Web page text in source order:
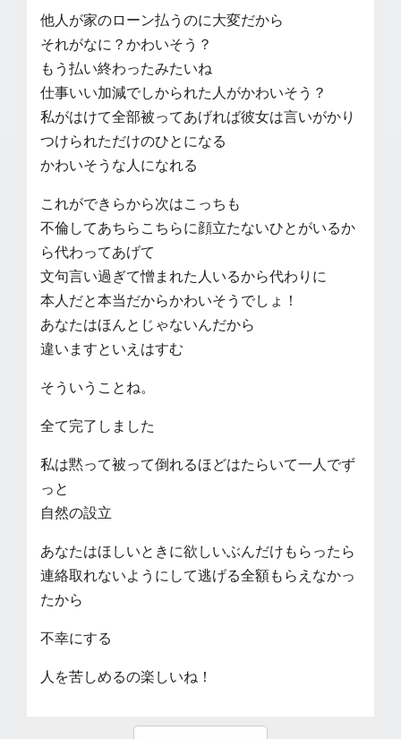
他人が家のローン払うのに大変だから
それがなに？かわいそう？
もう払い終わったみたいね
仕事いい加減でしかられた人がかわいそう？
私がはけて全部被ってあげれば彼女は言いがかり
つけられただけのひとになる
かわいそうな人になれる
これができらから次はこっちも
不倫してあちらこちらに顔立たないひとがいるか
ら代わってあげて
文句言い過ぎて憎まれた人いるから代わりに
本人だと本当だからかわいそうでしょ！
あなたはほんとじゃないんだから
違いますといえはすむ
そういうことね。
全て完了しました
私は黙って被って倒れるほどはたらいて一人でず
っと
自然の設立
あなたはほしいときに欲しいぶんだけもらったら
連絡取れないようにして逃げる全額もらえなかっ
たから
不幸にする
人を苦しめるの楽しいね！